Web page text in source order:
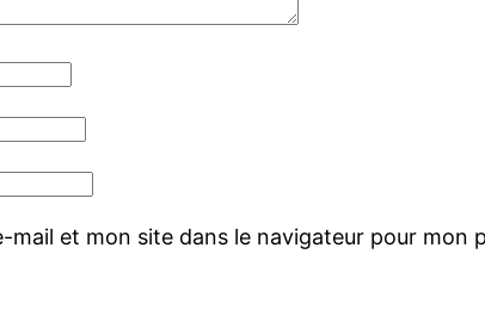
mail et mon site dans le navigateur pour mon